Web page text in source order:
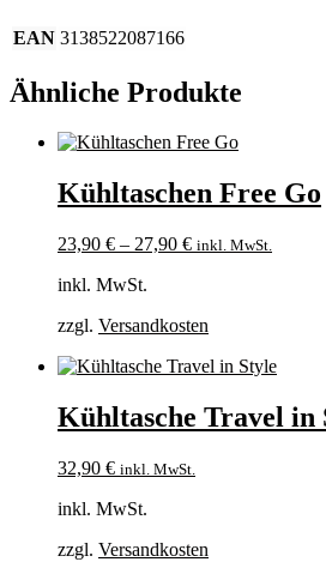
EAN 3138522087166
Ähnliche Produkte
Kühltaschen Free Go
23,90 € – 27,90 € inkl. MwSt.
inkl. MwSt.
zzgl. Versandkosten
Kühltasche Travel in
32,90 € inkl. MwSt.
inkl. MwSt.
zzgl. Versandkosten